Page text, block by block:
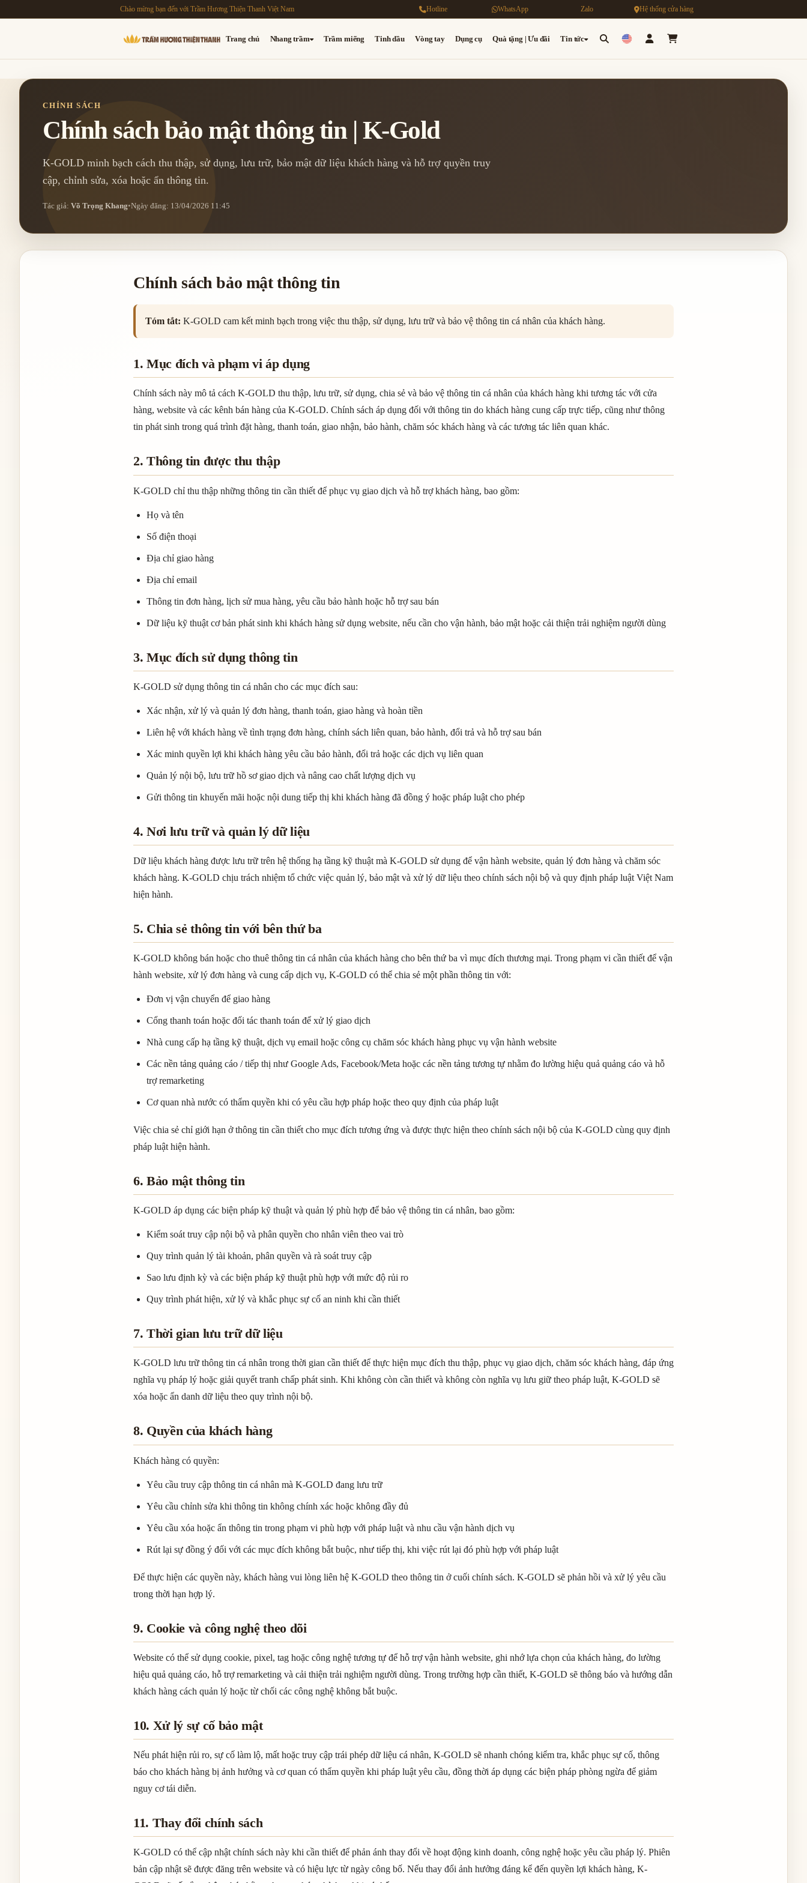
Chào mừng bạn đến với Trầm Hương Thiện Thanh Việt Nam Hotline WhatsApp Zalo Hệ thống cửa hàng
Trang chủ Nhang trầm Trầm miếng Tinh dầu Vòng tay Dụng cụ Quà tặng | Ưu đãi Tin tức
CHÍNH SÁCH
Chính sách bảo mật thông tin | K-Gold
K-GOLD minh bạch cách thu thập, sử dụng, lưu trữ, bảo mật dữ liệu khách hàng và hỗ trợ quyền truy
cập, chỉnh sửa, xóa hoặc ẩn thông tin.
Tác giả:Võ Trọng Khang•Ngày đăng: 13/04/2026 11:45
Chính sách bảo mật thông tin
Tóm tắt: K-GOLD cam kết minh bạch trong việc thu thập, sử dụng, lưu trữ và bảo vệ thông tin cá nhân của khách hàng.
1. Mục đích và phạm vi áp dụng
Chính sách này mô tả cách K-GOLD thu thập, lưu trữ, sử dụng, chia sẻ và bảo vệ thông tin cá nhân của khách hàng khi tương tác với cửa
hàng, website và các kênh bán hàng của K-GOLD. Chính sách áp dụng đối với thông tin do khách hàng cung cấp trực tiếp, cũng như thông
tin phát sinh trong quá trình đặt hàng, thanh toán, giao nhận, bảo hành, chăm sóc khách hàng và các tương tác liên quan khác.
2. Thông tin được thu thập
K-GOLD chỉ thu thập những thông tin cần thiết để phục vụ giao dịch và hỗ trợ khách hàng, bao gồm:
Họ và tên
Số điện thoại
Địa chỉ giao hàng
Địa chỉ email
Thông tin đơn hàng, lịch sử mua hàng, yêu cầu bảo hành hoặc hỗ trợ sau bán
Dữ liệu kỹ thuật cơ bản phát sinh khi khách hàng sử dụng website, nếu cần cho vận hành, bảo mật hoặc cải thiện trải nghiệm người dùng
3. Mục đích sử dụng thông tin
K-GOLD sử dụng thông tin cá nhân cho các mục đích sau:
Xác nhận, xử lý và quản lý đơn hàng, thanh toán, giao hàng và hoàn tiền
Liên hệ với khách hàng về tình trạng đơn hàng, chính sách liên quan, bảo hành, đổi trả và hỗ trợ sau bán
Xác minh quyền lợi khi khách hàng yêu cầu bảo hành, đổi trả hoặc các dịch vụ liên quan
Quản lý nội bộ, lưu trữ hồ sơ giao dịch và nâng cao chất lượng dịch vụ
Gửi thông tin khuyến mãi hoặc nội dung tiếp thị khi khách hàng đã đồng ý hoặc pháp luật cho phép
4. Nơi lưu trữ và quản lý dữ liệu
Dữ liệu khách hàng được lưu trữ trên hệ thống hạ tầng kỹ thuật mà K-GOLD sử dụng để vận hành website, quản lý đơn hàng và chăm sóc
khách hàng. K-GOLD chịu trách nhiệm tổ chức việc quản lý, bảo mật và xử lý dữ liệu theo chính sách nội bộ và quy định pháp luật Việt Nam
hiện hành.
5. Chia sẻ thông tin với bên thứ ba
K-GOLD không bán hoặc cho thuê thông tin cá nhân của khách hàng cho bên thứ ba vì mục đích thương mại. Trong phạm vi cần thiết để vận
hành website, xử lý đơn hàng và cung cấp dịch vụ, K-GOLD có thể chia sẻ một phần thông tin với:
Đơn vị vận chuyển để giao hàng
Cổng thanh toán hoặc đối tác thanh toán để xử lý giao dịch
Nhà cung cấp hạ tầng kỹ thuật, dịch vụ email hoặc công cụ chăm sóc khách hàng phục vụ vận hành website
Các nền tảng quảng cáo / tiếp thị như Google Ads, Facebook/Meta hoặc các nền tảng tương tự nhằm đo lường hiệu quả quảng cáo và hỗ
trợ remarketing
Cơ quan nhà nước có thẩm quyền khi có yêu cầu hợp pháp hoặc theo quy định của pháp luật
Việc chia sẻ chỉ giới hạn ở thông tin cần thiết cho mục đích tương ứng và được thực hiện theo chính sách nội bộ của K-GOLD cùng quy định
pháp luật hiện hành.
6. Bảo mật thông tin
K-GOLD áp dụng các biện pháp kỹ thuật và quản lý phù hợp để bảo vệ thông tin cá nhân, bao gồm:
Kiểm soát truy cập nội bộ và phân quyền cho nhân viên theo vai trò
Quy trình quản lý tài khoản, phân quyền và rà soát truy cập
Sao lưu định kỳ và các biện pháp kỹ thuật phù hợp với mức độ rủi ro
Quy trình phát hiện, xử lý và khắc phục sự cố an ninh khi cần thiết
7. Thời gian lưu trữ dữ liệu
K-GOLD lưu trữ thông tin cá nhân trong thời gian cần thiết để thực hiện mục đích thu thập, phục vụ giao dịch, chăm sóc khách hàng, đáp ứng
nghĩa vụ pháp lý hoặc giải quyết tranh chấp phát sinh. Khi không còn cần thiết và không còn nghĩa vụ lưu giữ theo pháp luật, K-GOLD sẽ
xóa hoặc ẩn danh dữ liệu theo quy trình nội bộ.
8. Quyền của khách hàng
Khách hàng có quyền:
Yêu cầu truy cập thông tin cá nhân mà K-GOLD đang lưu trữ
Yêu cầu chỉnh sửa khi thông tin không chính xác hoặc không đầy đủ
Yêu cầu xóa hoặc ẩn thông tin trong phạm vi phù hợp với pháp luật và nhu cầu vận hành dịch vụ
Rút lại sự đồng ý đối với các mục đích không bắt buộc, như tiếp thị, khi việc rút lại đó phù hợp với pháp luật
Để thực hiện các quyền này, khách hàng vui lòng liên hệ K-GOLD theo thông tin ở cuối chính sách. K-GOLD sẽ phản hồi và xử lý yêu cầu
trong thời hạn hợp lý.
9. Cookie và công nghệ theo dõi
Website có thể sử dụng cookie, pixel, tag hoặc công nghệ tương tự để hỗ trợ vận hành website, ghi nhớ lựa chọn của khách hàng, đo lường
hiệu quả quảng cáo, hỗ trợ remarketing và cải thiện trải nghiệm người dùng. Trong trường hợp cần thiết, K-GOLD sẽ thông báo và hướng dẫn
khách hàng cách quản lý hoặc từ chối các công nghệ không bắt buộc.
10. Xử lý sự cố bảo mật
Nếu phát hiện rủi ro, sự cố làm lộ, mất hoặc truy cập trái phép dữ liệu cá nhân, K-GOLD sẽ nhanh chóng kiểm tra, khắc phục sự cố, thông
báo cho khách hàng bị ảnh hưởng và cơ quan có thẩm quyền khi pháp luật yêu cầu, đồng thời áp dụng các biện pháp phòng ngừa để giảm
nguy cơ tái diễn.
11. Thay đổi chính sách
K-GOLD có thể cập nhật chính sách này khi cần thiết để phản ánh thay đổi về hoạt động kinh doanh, công nghệ hoặc yêu cầu pháp lý. Phiên
bản cập nhật sẽ được đăng trên website và có hiệu lực từ ngày công bố. Nếu thay đổi ảnh hưởng đáng kể đến quyền lợi khách hàng, K-